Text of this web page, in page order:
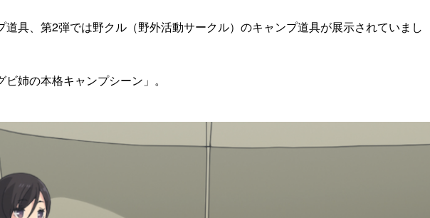
具、第2弾では野クル（野外活動サークル）のキャンプ道具が展示されていまし
姉の本格キャンプシーン」。